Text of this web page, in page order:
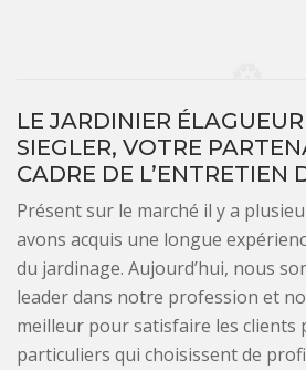
LE JARDINIER
SIEGLER, VOTRE
CADRE DE L’ENTRETIEN
Présent sur le marché il y a
avons acquis une longue
du jardinage. Aujourd’hui, nous
leader dans notre profession et
meilleur pour satisfaire les clients
particuliers qui choisissent de